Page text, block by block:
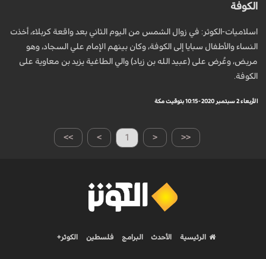
الكوفة
اسلاميات-الكوثر: في زوال الشمس من اليوم الثاني بعد واقعة كربلاء، أخذت
النساء والأطفال سبايا إلى الكوفة، وكان بينهم الإمام علي السجاد، وهو
مريض، وعُرض على (عبيد الله بن زياد) والي الطاغية يزيد بن معاوية على
الكوفة.
الأربعاء 2 سبتمبر 2020 - 10:15 بتوقيت مكة
>> > 1 < <<
الرئيسية الأحدث البرامج فلسطين الكوثر+